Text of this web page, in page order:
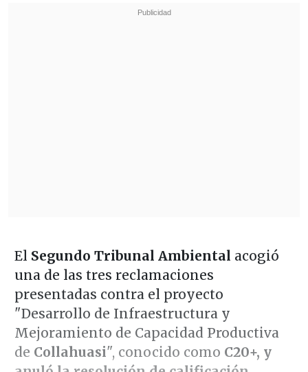
El Segundo Tribunal Ambiental acogió
una de las tres reclamaciones
presentadas contra el proyecto
"Desarrollo de Infraestructura y
Mejoramiento de Capacidad Productiva
de Collahuasi", conocido como C20+, y